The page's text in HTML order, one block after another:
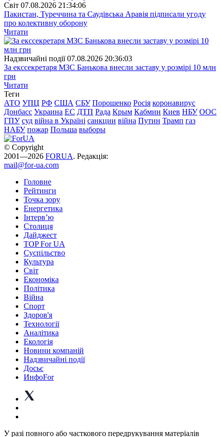
Свiт 07.08.2026 21:34:06
Пакистан, Туреччина та Саудівська Аравія підписали угоду
про колективну оборону
Читати
Надзвичайні події 07.08.2026 20:36:03
За екссекретаря МЗС Банькова внесли заставу у розмірі 10 млн
грн
Читати
Теги
АТО УПЦ РФ США СБУ Порошенко Росія коронавирус
Донбасс Украина ЕС ДТП Рада Крым Кабмин Киев НБУ ООС
ГПУ суд війна в Україні санкции війна Путин Трамп газ
НАБУ пожар Польша выборы
© Copyright
2001—2026 FORUA. Редакція:
mail@for-ua.com
Головне
Рейтинги
Точка зору
Енергетика
Інтерв’ю
Столиця
Дайджест
TOP For UA
Суспiльство
Культура
Світ
Економіка
Політика
Війна
Спорт
Здоров'я
Технології
Аналітика
Екологія
Новини компаній
Надзвичайні події
Досьє
ИнфоFor
У разі повного або часткового передрукування матеріалів